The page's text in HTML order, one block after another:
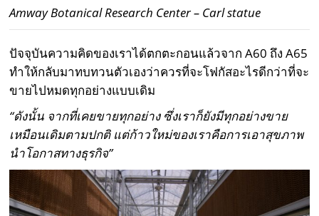
Amway Botanical Research Center – Carl statue
ปัจจุบันความคิดของเราได้ตกตะกอนแล้วจาก A60 ถึง A65
ทำให้กลับมาทบทวนตัวเองว่าควรที่จะโฟกัสอะไรดีกว่าที่จะ
ขายไปหมดทุกอย่างแบบเดิม
“ดังนั้น จากที่เคยขายทุกอย่าง ซึ่งเราก็ยังมีทุกอย่างขาย
เหมือนเดิมตามปกติ แต่ก้าวใหม่ของเราคือการเอาสุขภาพ
นำโอกาสทางธุรกิจ”